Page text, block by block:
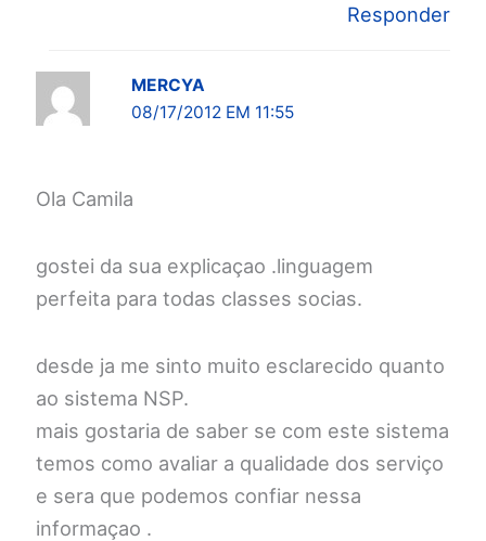
Responder
MERCYA
08/17/2012 EM 11:55
Ola Camila
gostei da sua explicaçao .linguagem
perfeita para todas classes socias.
desde ja me sinto muito esclarecido quanto
ao sistema NSP.
mais gostaria de saber se com este sistema
temos como avaliar a qualidade dos serviço
e sera que podemos confiar nessa
informaçao .